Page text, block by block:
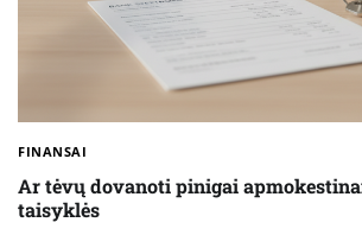
FINANSAI
Ar tėvų dovanoti pinigai
taisyklės